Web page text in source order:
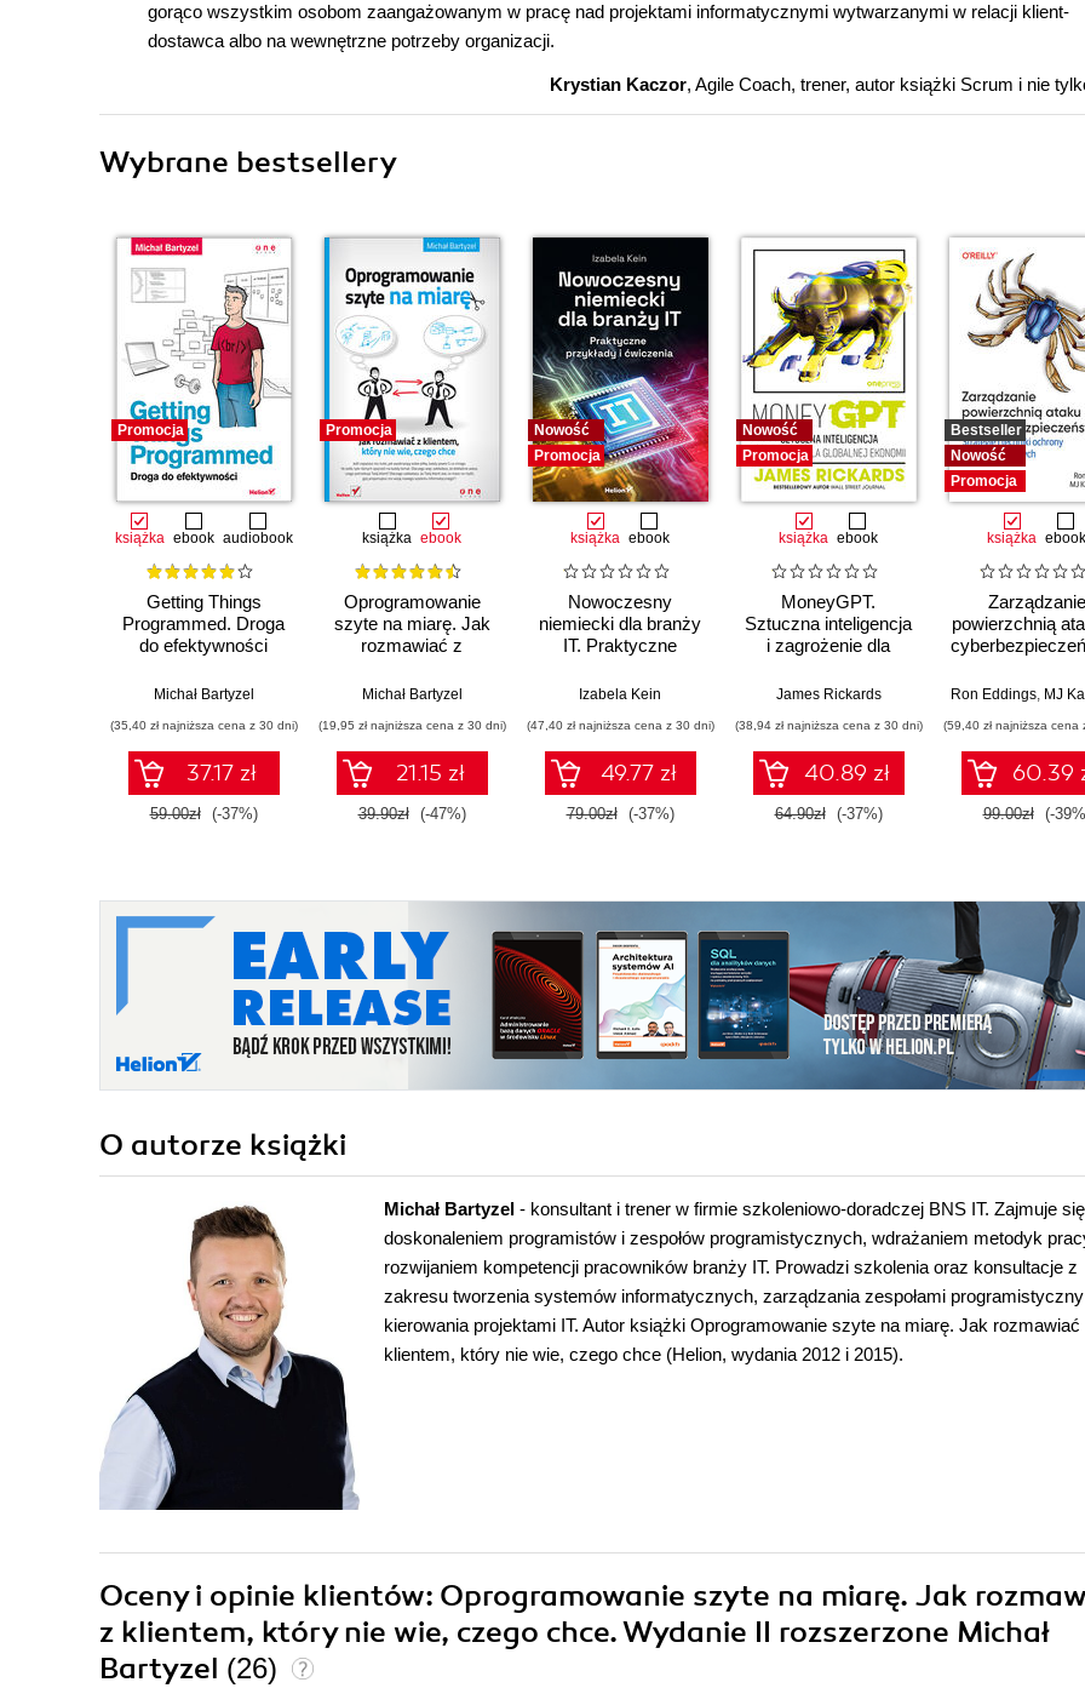
gorąco wszystkim osobom zaangażowanym w pracę nad projektami informatycznymi wytwarzanymi w relacji klient-
dostawca albo na wewnętrzne potrzeby organizacji.
Krystian Kaczor, Agile Coach, trener, autor książki Scrum i nie
Wybrane bestsellery
Promocja
książka ebook audiobook
Getting Things
Programmed. Droga
do efektywności
Michał Bartyzel
(35,40 zł najniższa cena z 30 dni)
37.17 zł
59.00zł (-37%)
Promocja
książka ebook
Oprogramowanie
szyte na miarę. Jak
rozmawiać z
wie, czego chce
Michał Bartyzel
(19,95 zł najniższa cena z 30 dni)
21.15 zł
39.90zł (-47%)
Nowość
Promocja
książka ebook
Nowoczesny
niemiecki dla branży
IT. Praktyczne
Izabela Kein
(47,40 zł najniższa cena z 30 dni)
49.77 zł
79.00zł (-37%)
Nowość
Promocja
książka ebook
MoneyGPT.
Sztuczna inteligencja
i zagrożenie dla
James Rickards
(38,94 zł najniższa cena z 30 dni)
40.89 zł
64.90zł (-37%)
Bestseller
Nowość
Promocja
książka ebook
Zarządzanie
powierzchnią
ochrony
Ron Eddings, MJ
(59,40 zł najniższa cena
60.39
99.00zł (-
O autorze książki
Michał Bartyzel - konsultant i trener w firmie szkoleniowo-doradczej BNS IT. Zajmuje się
doskonaleniem programistów i zespołów programistycznych, wdrażaniem metodyk
rozwijaniem kompetencji pracowników branży IT. Prowadzi szkolenia oraz konsultacje z
zakresu tworzenia systemów informatycznych, zarządzania zespołami
kierowania projektami IT. Autor książki Oprogramowanie szyte na miarę. Jak rozmawiać
klientem, który nie wie, czego chce (Helion, wydania 2012 i 2015).
Oceny i opinie klientów: Oprogramowanie szyte na miarę. Jak
z klientem, który nie wie, czego chce. Wydanie II rozszerzone Michał
Bartyzel (26)